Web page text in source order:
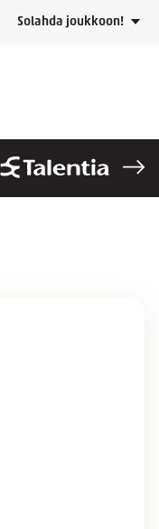
Solahda joukkoon!